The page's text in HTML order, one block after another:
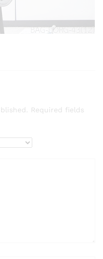
Required fields